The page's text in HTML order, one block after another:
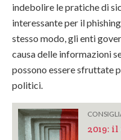
indebolire le pratiche di
interessante per il
stesso modo, gli enti
causa delle informazioni
possono essere sfruttate
politici.
2019: